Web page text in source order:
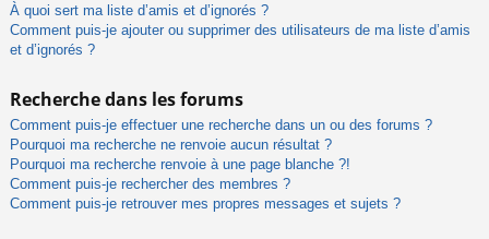
À quoi sert ma liste d’amis et d’ignorés ?
Comment puis-je ajouter ou supprimer des utilisateurs de ma liste d’amis
et d’ignorés ?
Recherche dans les forums
Comment puis-je effectuer une recherche dans un ou des forums ?
Pourquoi ma recherche ne renvoie aucun résultat ?
Pourquoi ma recherche renvoie à une page blanche ?!
Comment puis-je rechercher des membres ?
Comment puis-je retrouver mes propres messages et sujets ?